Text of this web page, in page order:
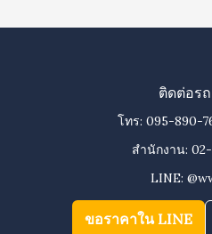
ติดต่อรถ
โทร: 095-890-
สำนักงาน:
LINE:
ขอราคาใน LINE